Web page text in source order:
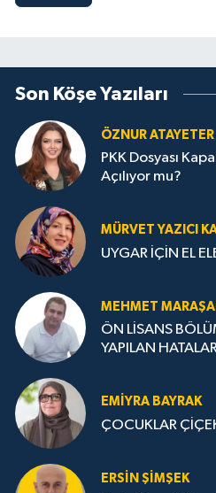
Son Köşe Yazıları
ÖZNUR ATAYETER
PKK Dosyası
Açılıyor mu?
MÜRVET YAZICI
UYGAR İÇİN EL
MEHMET
ÖN LİSANS
YAPILAN
EMIYRA BAYRAK
ÇOCUKLAR
ERSIN ŞIMŞEK